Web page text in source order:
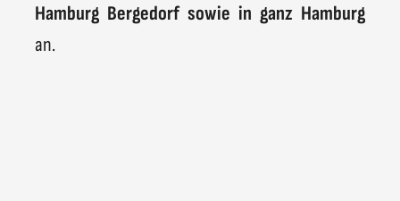
Hamburg Bergedorf sowie inganz Hamburg
an.